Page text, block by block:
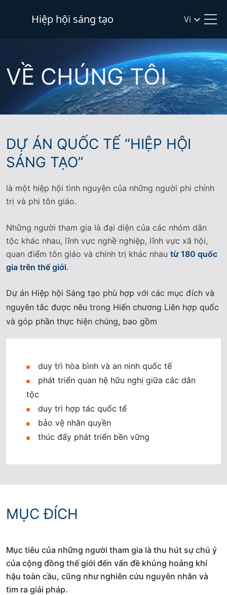
Hiệp hội sáng tạo Vi
VỀ CHÚNG TÔI
DỰ ÁN QUỐC TẾ “HIỆP HỘI
SÁNG TẠO”
là một hiệp hội tình nguyện của những người phi chính
trị và phi tôn giáo.
Những người tham gia là đại diện của các nhóm dân
tộc khác nhau, lĩnh vực nghề nghiệp, lĩnh vực xã hội,
quan điểm tôn giáo và chính trị khác nhau từ 180 quốc
gia trên thế giới.
Dự án Hiệp hội Sáng tạo phù hợp với các mục đích và
nguyên tắc được nêu trong Hiến chương Liên hợp quốc
và góp phần thực hiện chúng, bao gồm
duy trì hòa bình và an ninh quốc tế
phát triển quan hệ hữu nghị giữa các dân
tộc
duy trì hợp tác quốc tế
bảo vệ nhân quyền
thúc đẩy phát triển bền vững
MỤC ĐÍCH
Mục tiêu của những người tham gia là thu hút sự chú ý
của cộng đồng thế giới đến vấn đề khủng hoảng khí
hậu toàn cầu, cũng như nghiên cứu nguyên nhân và
tìm ra giải pháp.